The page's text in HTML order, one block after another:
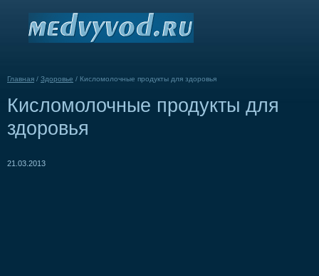
Главная / Здоровье / Кисломолочные продукты для здоровья
Кисломолочные продукты для
здоровья
21.03.2013